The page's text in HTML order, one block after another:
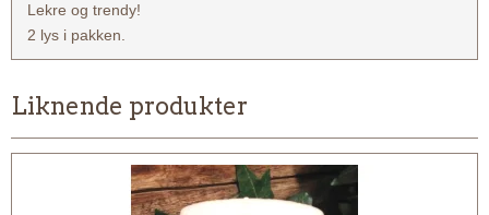
Lekre og trendy!
2 lys i pakken.
Liknende produkter